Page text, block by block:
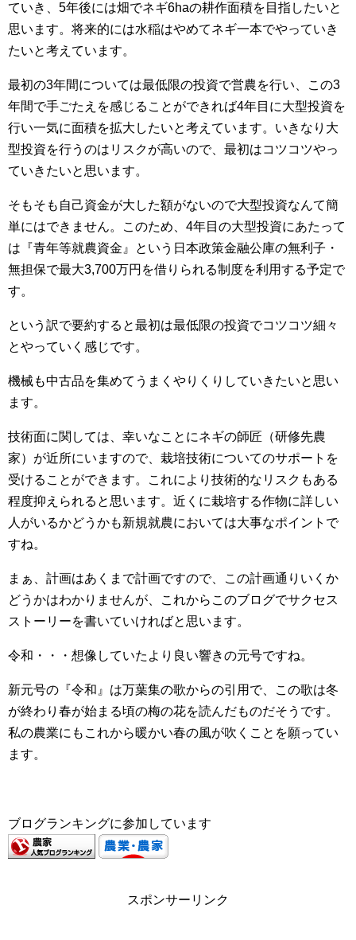
ていき、5年後には畑でネギ6haの耕作面積を目指したいと
思います。将来的には水稲はやめてネギ一本でやっていき
たいと考えています。
最初の3年間については最低限の投資で営農を行い、この3
年間で手ごたえを感じることができれば4年目に大型投資を
行い一気に面積を拡大したいと考えています。いきなり大
型投資を行うのはリスクが高いので、最初はコツコツやっ
ていきたいと思います。
そもそも自己資金が大した額がないので大型投資なんて簡
単にはできません。このため、4年目の大型投資にあたって
は『青年等就農資金』という日本政策金融公庫の無利子・
無担保で最大3,700万円を借りられる制度を利用する予定で
す。
という訳で要約すると最初は最低限の投資でコツコツ細々
とやっていく感じです。
機械も中古品を集めてうまくやりくりしていきたいと思い
ます。
技術面に関しては、幸いなことにネギの師匠（研修先農
家）が近所にいますので、栽培技術についてのサポートを
受けることができます。これにより技術的なリスクもある
程度抑えられると思います。近くに栽培する作物に詳しい
人がいるかどうかも新規就農においては大事なポイントで
すね。
まぁ、計画はあくまで計画ですので、この計画通りいくか
どうかはわかりませんが、これからこのブログでサクセス
ストーリーを書いていければと思います。
令和・・・想像していたより良い響きの元号ですね。
新元号の『令和』は万葉集の歌からの引用で、この歌は冬
が終わり春が始まる頃の梅の花を読んだものだそうです。
私の農業にもこれから暖かい春の風が吹くことを願ってい
ます。
ブログランキングに参加しています
スポンサーリンク